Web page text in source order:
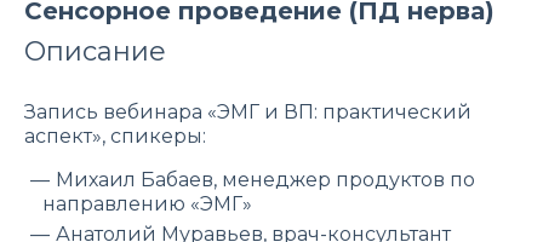
Сенсорное проведение (ПД нерва)
Описание
Запись вебинара «ЭМГ и ВП: практический
аспект», спикеры:
Михаил Бабаев, менеджер продуктов по
направлению «ЭМГ»
Анатолий Муравьев, врач-консультант